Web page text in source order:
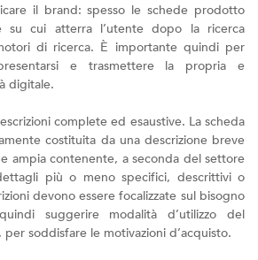
il brand: spesso le schede prodotto
su cui atterra l’utente dopo la ricerca
di ricerca. È importante quindi per
presentarsi e trasmettere la propria e
digitale.
complete ed esaustive. La scheda
costituita da una descrizione breve
ampia contenente, a seconda del settore
più o meno specifici, descrittivi o
devono essere focalizzate sul bisogno
suggerire modalità d’utilizzo del
soddisfare le motivazioni d’acquisto.